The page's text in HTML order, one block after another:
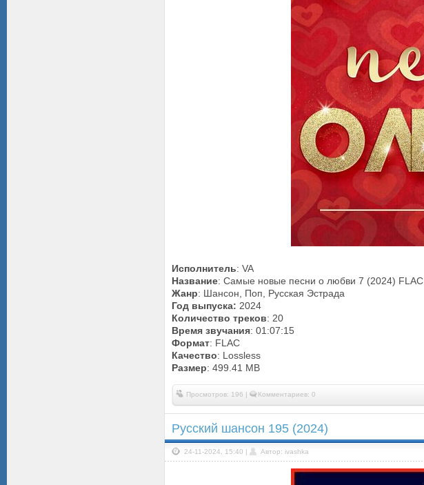
Исполнитель: VA
Название: Самые новые песни о любви 7 (2024) FLAC
Жанр: Шансон, Поп, Русская Эстрада
Год выпуска: 2024
Количество треков: 20
Время звучания: 01:07:15
Формат: FLAC
Качество: Lossless
Размер: 499.41 MB
Просмотров: 196 | Комментариев: 0
Русский шансон 195 (2024)
24-11-2024, 15:40 | Автор: ivashka